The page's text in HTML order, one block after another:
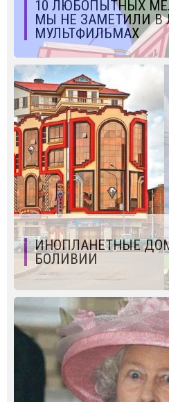
10 ЛЮБОПЫТНЫХ
МЫ НЕ ЗАМЕТИЛИ
МУЛЬТФИЛЬМАХ
ИНОПЛАНЕТНЫЕ
БОЛИВИИ